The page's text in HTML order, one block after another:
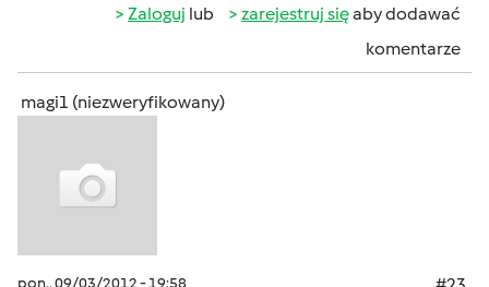
Zaloguj lub zarejestruj sięaby dodawać
komentarze
magi1 (niezweryfikowany)
pon., 09/03/2012 - 19:58